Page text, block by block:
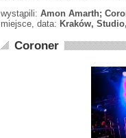
wystąpili: Amon Amarth;
miejsce, data: Kraków,
Coroner